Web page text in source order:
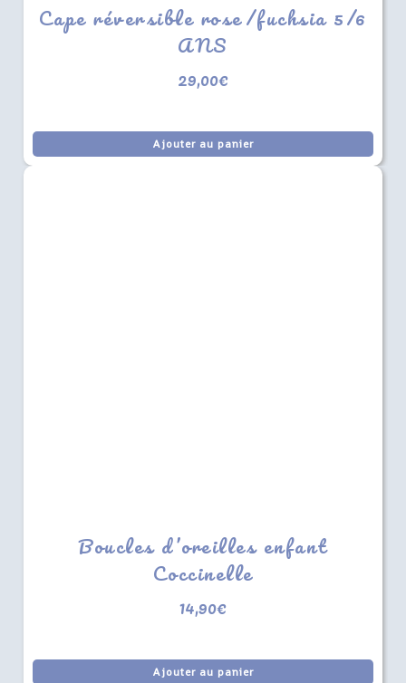
Cape réversible rose/fuchsia 5/6
ANS
29,00€
Ajouter au panier
Boucles d’oreilles enfant
Coccinelle
14,90€
Ajouter au panier